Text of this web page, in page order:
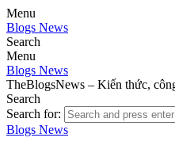
Menu
Blogs News
Search
Menu
Blogs News
TheBlogsNews – Kiến thức,
Search
Search for:
Blogs News